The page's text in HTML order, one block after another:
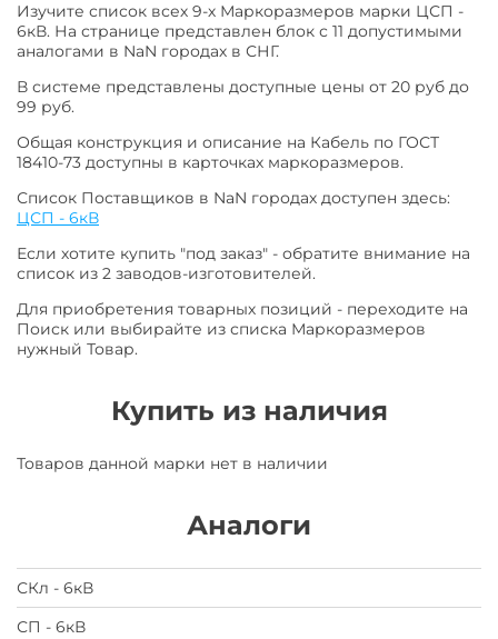
Изучите список всех 9-х Маркоразмеров марки ЦСП -
6кВ. На странице представлен блок с 11 допустимыми
аналогами в NaN городах в СНГ.
В системе представлены доступные цены от 20 руб до
99 руб.
Общая конструкция и описание на Кабель по ГОСТ
18410-73 доступны в карточках маркоразмеров.
Список Поставщиков в NaN городах доступен здесь:
ЦСП - 6кВ
Если хотите купить "под заказ" - обратите внимание на
список из 2 заводов-изготовителей.
Для приобретения товарных позиций - переходите на
Поиск или выбирайте из списка Маркоразмеров
нужный Товар.
Купить из наличия
Товаров данной марки нет в наличии
Аналоги
СКл - 6кВ
СП - 6кВ